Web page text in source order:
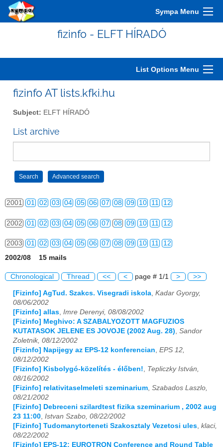
Sympa Menu
fizinfo - ELFT HÍRADÓ
List Options Menu
fizinfo AT lists.kfki.hu
Subject: ELFT HÍRADÓ
List archive
2000 01 02 03 04 05 06 07
2001 01 02 03 04 05 06 07 08 09 10 11 12
2002 01 02 03 04 05 06 07 08 09 10 11 12
2003 01 02 03 04 05 06 07 08 09 10 11 12
2006 01 02
2007 01 02 03 04 05 06 07 08 09 10 11 12
2008 01 02 03 04 05
2009 01 02 03 04 05 07 08 09 10 11 12
2010 01 02 03 04 05 06 07 08 09 10 11 12
2011 01 02 03 04 05 06 07 08 09 10 11 12
2012 01 02 03 04 05 06 07 08 09 10 11 12
2002/08 15 mails
Chronological Thread << < page # 1/1 > >>
[Fizinfo] AgTud. Szakcs. Visegradi iskola Kadar Gyorgy,
08/06/2002
[Fizinfo] allas Imre Derenyi, 08/08/2002
[Fizinfo] Meghivo: A SZABALYOZOTT MAGFUZIOS
KUTATASOK JELENE ES JOVOJE (2002 Aug. 28) Sandor
Zoletnik, 08/12/2002
[Fizinfo] Napijegy az EPS-12 konferencian EPS 12,
08/12/2002
[Fizinfo] Kisbolygó-közelítés - élőben!
Tepliczky István,
08/16/2002
[Fizinfo] relativitaselmeleti szeminarium Szabados Laszlo,
08/21/2002
[Fizinfo] Debreceni szilardtest fizika szeminarium , 2002 aug
23 11:00 Istvan Szabo, 08/22/2002
[Fizinfo] Tudomanytorteneti Szakosztaly Vezetosi ules klaci,
08/22/2002
[Fizinfo] EPS-12: EUROTRON Conference and Round Table